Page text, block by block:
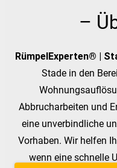
–
RümpelExperten® |
Stade in den
Abbrucharbeiten und
eine unverbindliche
Vorhaben. Wir helfen
wenn eine schnelle